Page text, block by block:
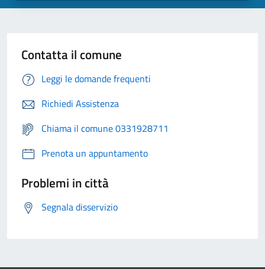
Contatta il comune
Leggi le domande frequenti
Richiedi Assistenza
Chiama il comune 0331928711
Prenota un appuntamento
Problemi in città
Segnala disservizio